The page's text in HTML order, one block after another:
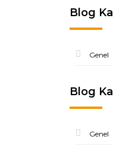
Blog
Genel
Blog
Genel